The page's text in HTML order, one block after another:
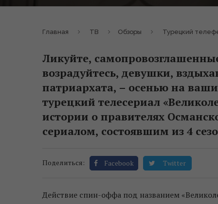
Главная ТВ Обзоры Турецкий
Ликуйте,
возрадуйтесь, девушки,
патриархата, – осенью на
турецкий телесериал
истории о правителях
сериалом, состоявшим из 4
Поделиться: Facebook Twitter
Действие спин-оффа под названием